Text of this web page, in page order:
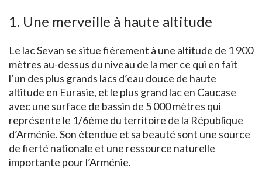
1. Une merveille à haute altitude
Le lac Sevan se situe fièrement à une altitude de 1 900
mètres au-dessus du niveau de la mer ce qui en fait
l’un des plus grands lacs d’eau douce de haute
altitude en Eurasie, et le plus grand lac en Caucase
avec une surface de bassin de 5 000 mètres qui
représente le 1/6ème du territoire de la République
d’Arménie. Son étendue et sa beauté sont une source
de fierté nationale et une ressource naturelle
importante pour l’Arménie.